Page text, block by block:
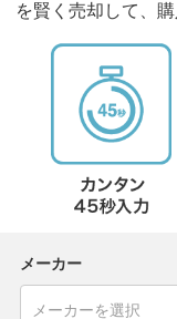
を賢く売却して、
メーカー